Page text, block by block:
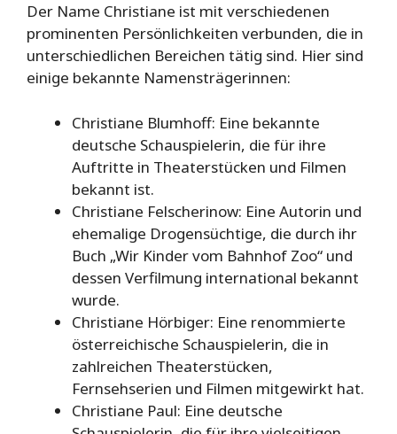
Der Name Christiane ist mit verschiedenen
prominenten Persönlichkeiten verbunden, die in
unterschiedlichen Bereichen tätig sind. Hier sind
einige bekannte Namensträgerinnen:
Christiane Blumhoff: Eine bekannte
deutsche Schauspielerin, die für ihre
Auftritte in Theaterstücken und Filmen
bekannt ist.
Christiane Felscherinow: Eine Autorin und
ehemalige Drogensüchtige, die durch ihr
Buch „Wir Kinder vom Bahnhof Zoo“ und
dessen Verfilmung international bekannt
wurde.
Christiane Hörbiger: Eine renommierte
österreichische Schauspielerin, die in
zahlreichen Theaterstücken,
Fernsehserien und Filmen mitgewirkt hat.
Christiane Paul: Eine deutsche